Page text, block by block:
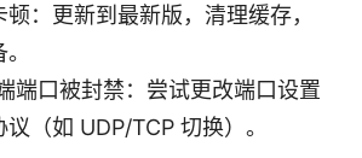
：更新到最新版，清理缓存，
端口被封禁：尝试更改端口设置
（如 UDP/TCP 切换）。